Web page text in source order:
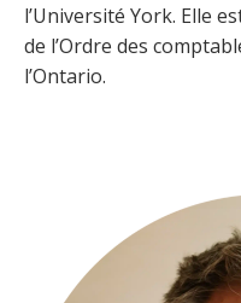
l’Université York. Elle
de l’Ordre des
l’Ontario.